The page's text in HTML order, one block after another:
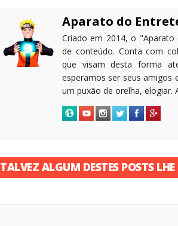
Aparato do
Criado em 2014, o
de conteúdo. Conta com
que visam desta forma
esperamos ser seus amigos
um puxão de orelha, elogiar.
TALVEZ ALGUM DESTES POSTS LHE